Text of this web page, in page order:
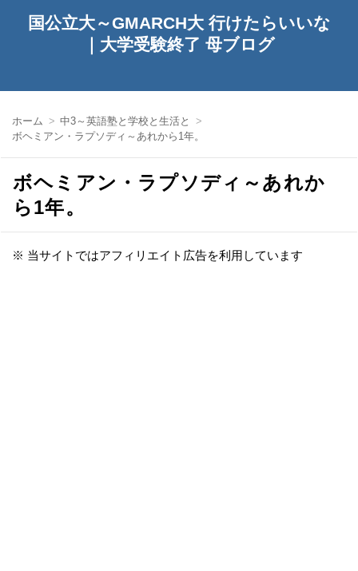
国公立大～GMARCH大 行けたらいいな
｜大学受験終了 母ブログ
ホーム
中3～英語塾と学校と生活と
ボヘミアン・ラプソディ～あれから1年。
ボヘミアン・ラプソディ～あれか
ら1年。
※ 当サイトではアフィリエイト広告を利用しています